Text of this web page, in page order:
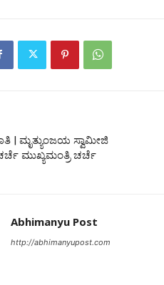
| ಮೃತ್ಯುಂಜಯ ಸ್ವಾಮೀಜಿ
ಮುಖ್ಯಮಂತ್ರಿ ಚರ್ಚೆ
Abhimanyu Post
http://abhimanyupost.com